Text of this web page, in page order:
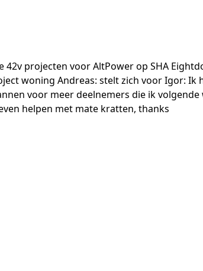
projecten voor AltPower op SHA
woning Andreas: stelt zich voor Igor: Ik
voor meer deelnemers die ik
helpen met mate kratten, thanks